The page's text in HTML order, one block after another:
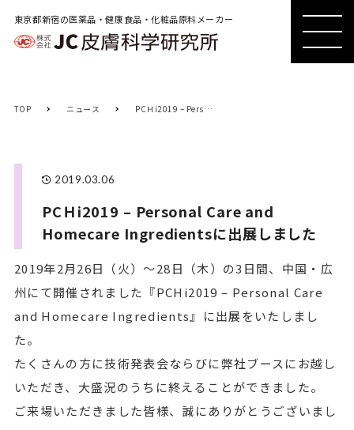
東京都新宿の医薬品・健康食品・化粧品原料メーカー
TOP ニュース PCＨi2019 – Personal Care and Homecare Ingredientsに出展しました
2019.03.06
PCＨi2019 – Personal Care and
Homecare Ingredientsに出展しました
2019年2月26日（火）～28日（木）の3日間、中国・広
州にて開催されました『PCHi2019 – Personal Care
and Homecare Ingredients』に出展をいたしまし
た。
たくさんの方に技術発表会ならびに弊社ブースにお越し
いただき、大盛況のうちに終えることができました。
ご来場いただきました皆様、誠にありがとうございまし